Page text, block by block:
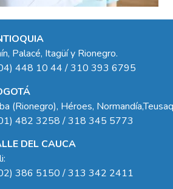
Palacé, Itagüí y Rionegro.
448 10 44 / 310 393 6795
(Rionegro), Héroes,
482 3258 / 318 345 5773
DEL CAUCA
386 5150 / 313 342 2411